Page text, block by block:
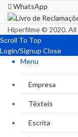
WhatsApp
Hiperfilme © 2020.
Scroll To Top
Login/Signup Close
Menu
Empresa
Têxteis
Escrita